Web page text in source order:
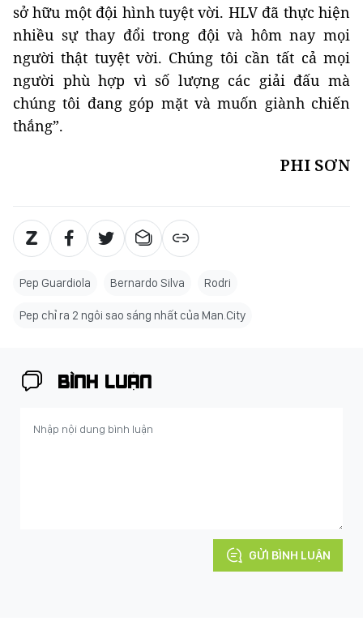
sở hữu một đội hình tuyệt vời. HLV đã thực hiện
nhiều sự thay đổi trong đội và hôm nay mọi
người thật tuyệt vời. Chúng tôi cần tất cả mọi
người phù hợp vì số lượng các giải đấu mà
chúng tôi đang góp mặt và muốn giành chiến
thắng”.
PHI SƠN
Pep Guardiola Bernardo Silva Rodri
Pep chỉ ra 2 ngôi sao sáng nhất của Man.City
BÌNH LUẬN
GỬI BÌNH LUẬN